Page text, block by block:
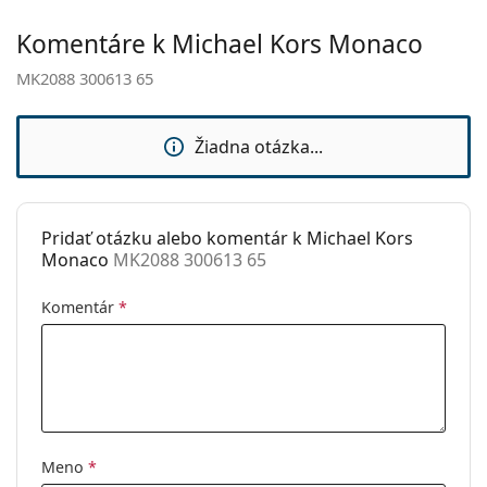
Značka:
Michael Kors
MK2088 300613 65
Komentáre k Michael Kors Monaco
MK2088 300613 65
Žiadna otázka...
Pridať otázku alebo komentár k Michael Kors
Monaco MK2088 300613 65
Komentár *
Meno *